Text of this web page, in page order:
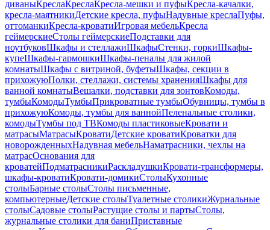
диваныКреслаКреслаКресла-мешки и пуфыКресла-качалки,
кресла-маятникиДетские кресла, пуфыНадувные креслаПуфы,
оттоманкиКресла-кроватиИгровая мебельКресла
геймерскиеСтолы геймерскиеПодставки для
ноутбуковШкафы и стеллажиШкафыСтенки, горкиШкафы-
купеШкафы-гармошкиШкафы-пеналы для жилой
комнатыШкафы с витриной, буфетыШкафы, секции в
прихожуюПолки, стеллажи, системы храненияШкафы для
ванной комнатыВешалки, подставки для зонтовКомоды,
тумбыКомодыТумбыПрикроватные тумбыОбувницы, тумбы в
прихожуюКомоды, тумбы для ваннойПеленальные столики,
комодыТумбы под ТВКомоды пластиковыеКровати и
матрасыМатрасыКроватиДетские кроватиКроватки для
новорожденныхНадувная мебельНаматрасники, чехлы на
матрасОснования для
кроватейПодматрасникиРаскладушкиКровати-трансформеры,
шкафы-кроватиКровати-домикиСтолыКухонные
столыБарные столыСтолы письменные,
компьютерныеДетские столыТуалетные столикиЖурнальные
столыСадовые столыРастущие столы и партыСтолы,
журнальные столики для баниПриставные